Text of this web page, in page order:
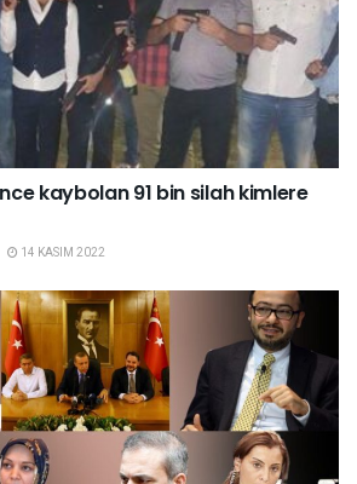
kaybolan 91 bin silah kimlere
14 KASIM 2022